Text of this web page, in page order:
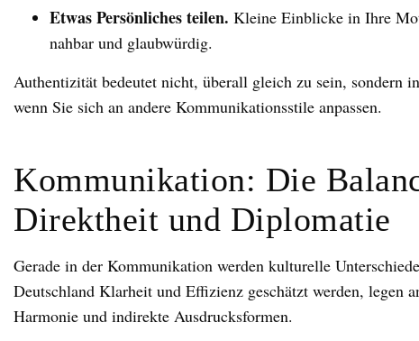
Etwas Persönliches teilen. Kleine Einblicke in Ihre
nahbar und glaubwürdig.
Authentizität bedeutet nicht, überall gleich zu sein, sondern
wenn Sie sich an andere Kommunikationsstile anpassen.
Kommunikation: Die
Direktheit und Diplomatie
Gerade in der Kommunikation werden kulturelle
Deutschland Klarheit und Effizienz geschätzt werden, legen
Harmonie und indirekte Ausdrucksformen.